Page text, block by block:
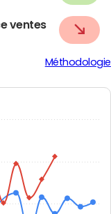
ventes
Méthodologie